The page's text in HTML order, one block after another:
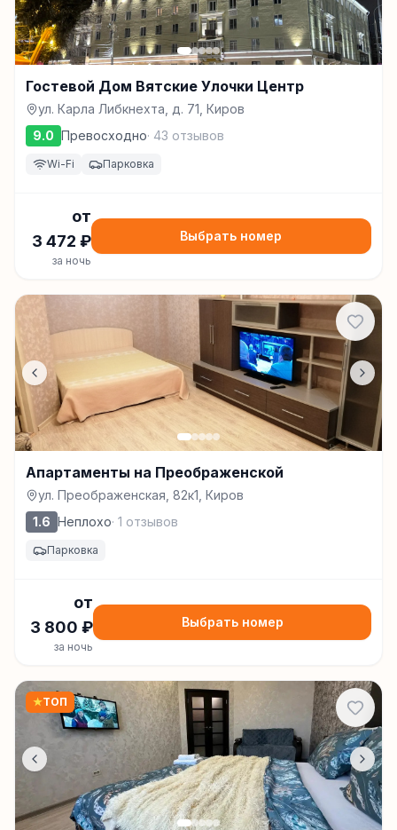
Гостевой Дом Вятские Улочки Центр
ул. Карла Либкнехта, д. 71, Киров
9.0 Превосходно· 43 отзывов
Wi-Fi Парковка
от
3 472 ₽
за ночь
Выбрать номер
Апартаменты на Преображенской
ул. Преображенская, 82к1, Киров
1.6 Неплохо· 1 отзывов
Парковка
от
3 800 ₽
за ночь
Выбрать номер
★ТОП